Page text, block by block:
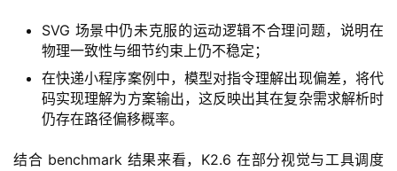
SVG 场景中仍未克服的运动逻辑不合理问题，说明在
物理一致性与细节约束上仍不稳定；
在快递小程序案例中，模型对指令理解出现偏差，将代
码实现理解为方案输出，这反映出其在复杂需求解析时
仍存在路径偏移概率。
结合 benchmark 结果来看，K2.6 在部分视觉与工具调度